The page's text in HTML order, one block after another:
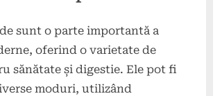
sunt o parte importantă a
oferind o varietate de
sănătate și digestie. Ele pot fi
moduri, utilizând